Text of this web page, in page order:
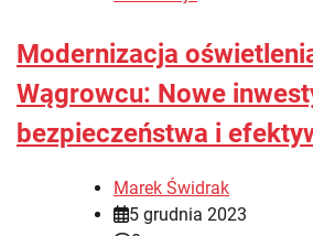
Modernizacja
Wągrowcu: Nowe
bezpieczeństwa i
Marek Świdrak
5 grudnia 2023